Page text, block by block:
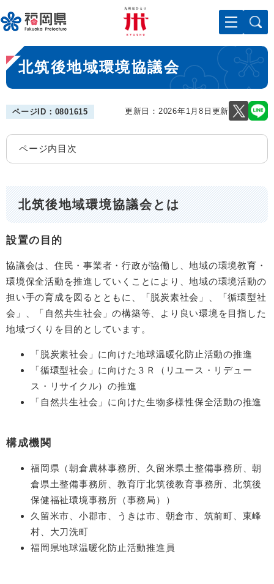
ー
ジ
先
頭
で
メニューを飛ばして本文へ
本
文
北筑後地域環境協議会
ページID：0801615 更新日：2026年1月8日更新
ページ内目次
北筑後地域環境協議会とは
設置の目的
協議会は、住民・事業者・行政が協働し、地域の環境教育・
環境保全活動を推進していくことにより、地域の環境活動の
担い手の育成を図るとともに、「脱炭素社会」、「循環型社
会」、「自然共生社会」の構築等、より良い環境を目指した
地域づくりを目的としています。
「脱炭素社会」に向けた地球温暖化防止活動の推進
「循環型社会」に向けた３Ｒ（リユース・リデュー
ス・リサイクル）の推進
「自然共生社会」に向けた生物多様性保全活動の推進
構成機関
福岡県（朝倉農林事務所、久留米県土整備事務所、朝
倉県土整備事務所、教育庁北筑後教育事務所、北筑後
保健福祉環境事務所（事務局））
久留米市、小郡市、うきは市、朝倉市、筑前町、東峰
村、大刀洗町
福岡県地球温暖化防止活動推進員